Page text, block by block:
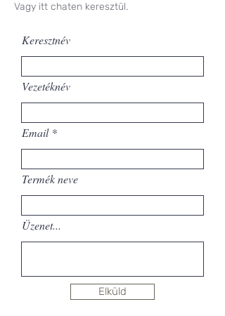
Vagy itt chaten keresztül.
Keresztnév
Vezetéknév
Email
Termék neve
Üzenet...
Elküld